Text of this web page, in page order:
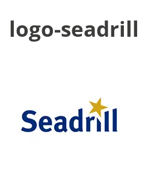
logo-seadrill